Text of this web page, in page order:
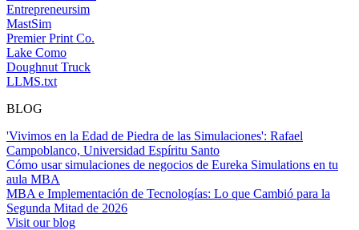
Entrepreneursim
MastSim
Premier Print Co.
Lake Como
Doughnut Truck
LLMS.txt
BLOG
'Vivimos en la Edad de Piedra de las Simulaciones': Rafael
Campoblanco, Universidad Espíritu Santo
Cómo usar simulaciones de negocios de Eureka Simulations en tu
aula MBA
MBA e Implementación de Tecnologías: Lo que Cambió para la
Segunda Mitad de 2026
Visit our blog